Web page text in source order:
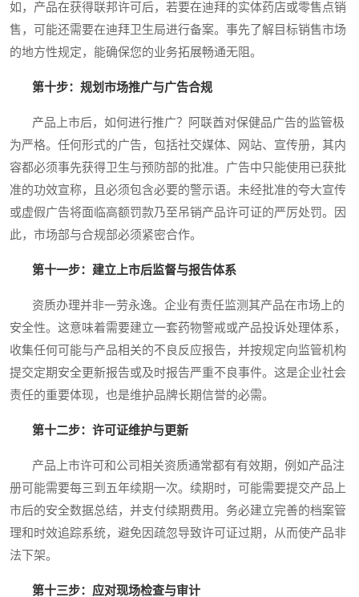
如，产品在获得联邦许可后，若要在迪拜的实体药店或零售点销
售，可能还需要在迪拜卫生局进行备案。事先了解目标销售市场
的地方性规定，能确保您的业务拓展畅通无阻。
第十步：规划市场推广与广告合规
产品上市后，如何进行推广？阿联酋对保健品广告的监管极
为严格。任何形式的广告，包括社交媒体、网站、宣传册，其内
容都必须事先获得卫生与预防部的批准。广告中只能使用已获批
准的功效宣称，且必须包含必要的警示语。未经批准的夸大宣传
或虚假广告将面临高额罚款乃至吊销产品许可证的严厉处罚。因
此，市场部与合规部必须紧密合作。
第十一步：建立上市后监督与报告体系
资质办理并非一劳永逸。企业有责任监测其产品在市场上的
安全性。这意味着需要建立一套药物警戒或产品投诉处理体系，
收集任何可能与产品相关的不良反应报告，并按规定向监管机构
提交定期安全更新报告或及时报告严重不良事件。这是企业社会
责任的重要体现，也是维护品牌长期信誉的必需。
第十二步：许可证维护与更新
产品上市许可和公司相关资质通常都有有效期，例如产品注
册可能需要每三到五年续期一次。续期时，可能需要提交产品上
市后的安全数据总结，并支付续期费用。务必建立完善的档案管
理和时效追踪系统，避免因疏忽导致许可证过期，从而使产品非
法下架。
第十三步：应对现场检查与审计